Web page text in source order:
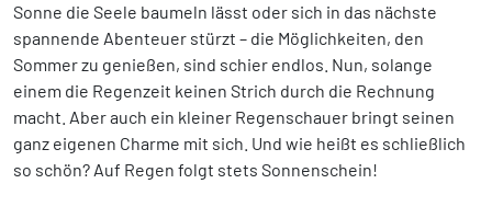
Sonne die Seele baumeln lässt oder sich in das nächste
spannende Abenteuer stürzt – die Möglichkeiten, den
Sommer zu genießen, sind schier endlos. Nun, solange
einem die Regenzeit keinen Strich durch die Rechnung
macht. Aber auch ein kleiner Regenschauer bringt seinen
ganz eigenen Charme mit sich. Und wie heißt es schließlich
so schön? Auf Regen folgt stets Sonnenschein!